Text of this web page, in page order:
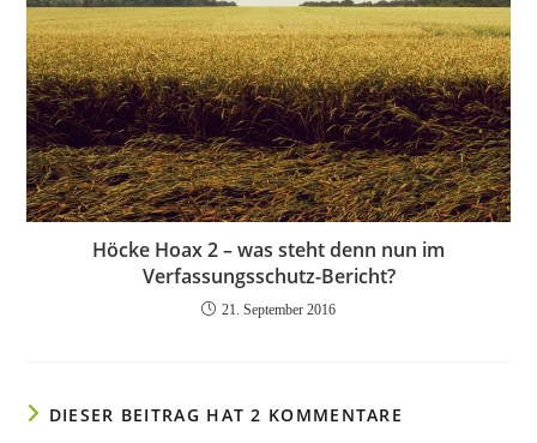
Höcke Hoax 2 – was steht denn nun im
Verfassungsschutz-Bericht?
21. September 2016
DIESER BEITRAG HAT 2 KOMMENTARE